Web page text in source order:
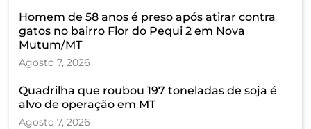
Homem de 58 anos é preso após atirar contra
gatos no bairro Flor do Pequi 2 em Nova
Mutum/MT
Agosto 7, 2026
Quadrilha que roubou 197 toneladas de soja é
alvo de operação em MT
Agosto 7, 2026